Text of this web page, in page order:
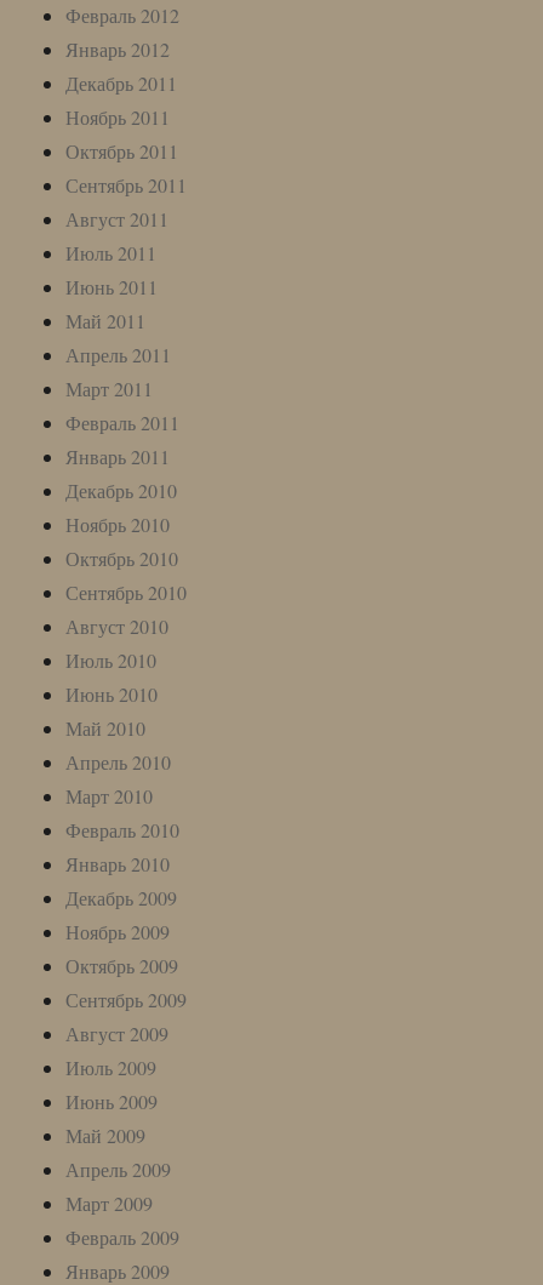
Февраль 2012
Январь 2012
Декабрь 2011
Ноябрь 2011
Октябрь 2011
Сентябрь 2011
Август 2011
Июль 2011
Июнь 2011
Май 2011
Апрель 2011
Март 2011
Февраль 2011
Январь 2011
Декабрь 2010
Ноябрь 2010
Октябрь 2010
Сентябрь 2010
Август 2010
Июль 2010
Июнь 2010
Май 2010
Апрель 2010
Март 2010
Февраль 2010
Январь 2010
Декабрь 2009
Ноябрь 2009
Октябрь 2009
Сентябрь 2009
Август 2009
Июль 2009
Июнь 2009
Май 2009
Апрель 2009
Март 2009
Февраль 2009
Январь 2009